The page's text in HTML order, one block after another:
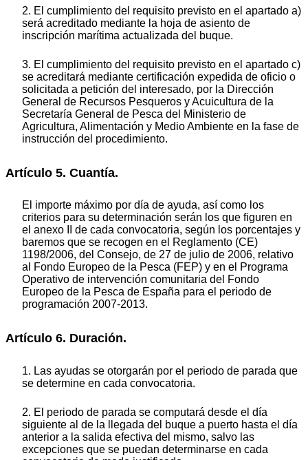
2. El cumplimiento del requisito previsto en el apartado a)
será acreditado mediante la hoja de asiento de
inscripción marítima actualizada del buque.
3. El cumplimiento del requisito previsto en el apartado c)
se acreditará mediante certificación expedida de oficio o
solicitada a petición del interesado, por la Dirección
General de Recursos Pesqueros y Acuicultura de la
Secretaría General de Pesca del Ministerio de
Agricultura, Alimentación y Medio Ambiente en la fase de
instrucción del procedimiento.
Artículo 5. Cuantía.
El importe máximo por día de ayuda, así como los
criterios para su determinación serán los que figuren en
el anexo II de cada convocatoria, según los porcentajes y
baremos que se recogen en el Reglamento (CE)
1198/2006, del Consejo, de 27 de julio de 2006, relativo
al Fondo Europeo de la Pesca (FEP) y en el Programa
Operativo de intervención comunitaria del Fondo
Europeo de la Pesca de España para el periodo de
programación 2007-2013.
Artículo 6. Duración.
1. Las ayudas se otorgarán por el periodo de parada que
se determine en cada convocatoria.
2. El periodo de parada se computará desde el día
siguiente al de la llegada del buque a puerto hasta el día
anterior a la salida efectiva del mismo, salvo las
excepciones que se puedan determinarse en cada